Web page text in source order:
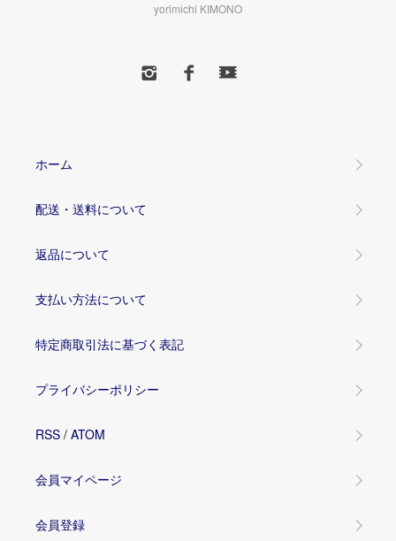
yorimichi KIMONO
ホーム
配送・送料について
返品について
支払い方法について
特定商取引法に基づく表記
プライバシーポリシー
RSS / ATOM
会員マイページ
会員登録